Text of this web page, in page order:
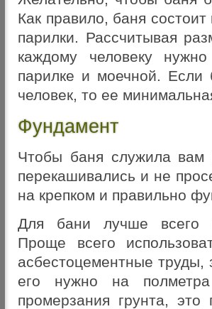
Как правило, баня
парилки. Рассчитывая
каждому человеку
парилке и моечной.
человек, то ее
Фундамент
Чтобы баня служила
перекашивались и не
на крепком и правильно
Для бани лучше всего
Проще всего
асбестоцементные
его нужно на
промерзания грунта, это